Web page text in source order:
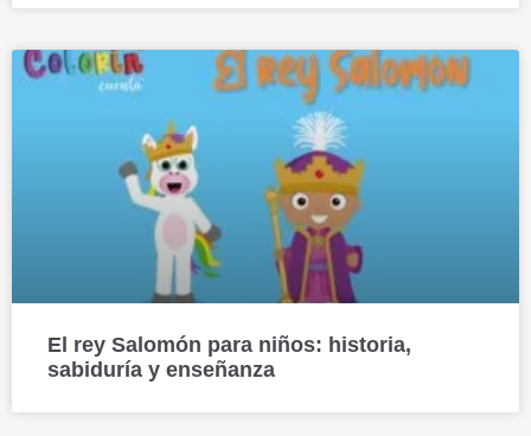
El rey Salomón para niños: historia,
sabiduría y enseñanza